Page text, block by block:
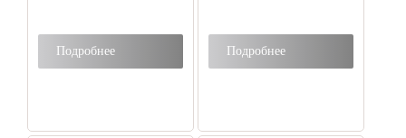
Подробнее Подробнее